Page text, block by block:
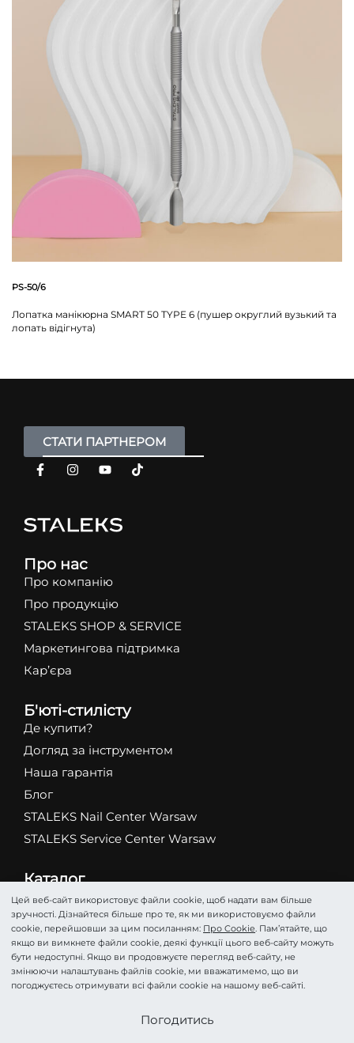
PS-50/6
Лопатка манікюрна SMART 50 TYPE 6 (пушер округлий вузький та
лопать відігнута)
СТАТИ ПАРТНЕРОМ
Про нас
Про компанію
Про продукцію
STALEKS SHOP & SERVICE
Маркетингова підтримка
Кар’єра
Б'юті-стилісту
Де купити?
Догляд за інструментом
Наша гарантія
Блог
STALEKS Nail Center Warsaw
STALEKS Service Center Warsaw
Каталог
Абразиви
Ножиці
Кусачки
Фрези
Пінцети
Стати партнером
Цей веб-сайт використовує файли cookie, щоб надати вам більше
зручності. Дізнайтеся більше про те, як ми використовуємо файли
cookie, перейшовши за цим посиланням: Про Cookie. Пам’ятайте, що
якщо ви вимкнете файли cookie, деякі функції цього веб-сайту можуть
бути недоступні. Якщо ви продовжуєте перегляд веб-сайту, не
змінюючи налаштувань файлів cookie, ми вважатимемо, що ви
погоджуєтесь отримувати всі файли cookie на нашому веб-сайті.
Погодитись